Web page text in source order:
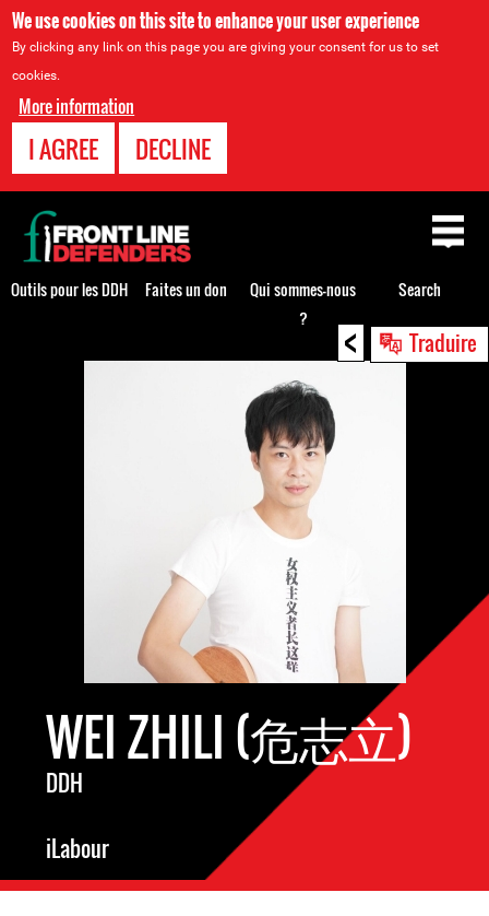
We use cookies on this site to enhance your user experience
By clicking any link on this page you are giving your consent for us to set
cookies.
More information
I AGREE DECLINE
< Traduire
WEI ZHILI (危志立)
DDH
iLabour
Back
to
top
Outils pour les DDH Faites un don
Qui sommes-nous
?
Search